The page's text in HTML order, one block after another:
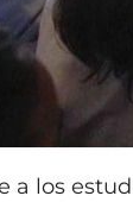
a los